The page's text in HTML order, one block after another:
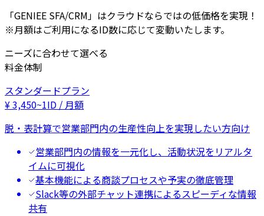
「GENIEE SFA/CRM」はクラウドならではの低価格を実現！
※月額はご利用になるID数に応じて変動いたします。
ニーズに合わせて選べる
料金体制
スタンダードプラン
¥3,450~1ID / 月額
脱・表計算で営業部門内の生産性向上を実現したい方向け
営業部門内の情報を一元化し、活動状況をリアルタ
イムに可視化
基本機能による商談プロセスや予実の徹底管理
Slack等の外部チャット連携によるスピーディな情報
共有